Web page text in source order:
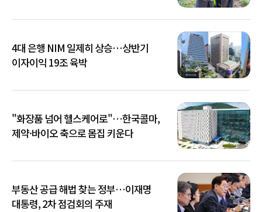
4대 은행 NIM 일제히 상승…상반기
이자이익 19조 육박
"화장품 넘어 헬스케어로"…한국콜마,
제약·바이오 축으로 몸집 키운다
부동산 공급 해법 찾는 정부…이재명
대통령, 2차 점검회의 주재